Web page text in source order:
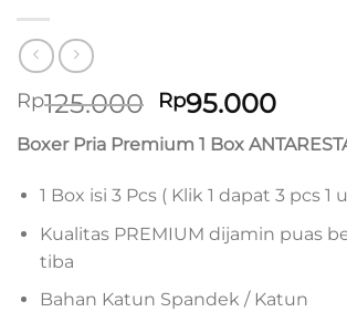
Rp125.000 Original
price
was:
Rp125.000.
Rp95.000
price
is:
Boxer Pria Premium 1 Box
1 Box isi 3 Pcs ( Klik 1 dapat 3 pcs 1
Kualitas PREMIUM dijamin puas
tiba
Bahan Katun Spandek / Katun